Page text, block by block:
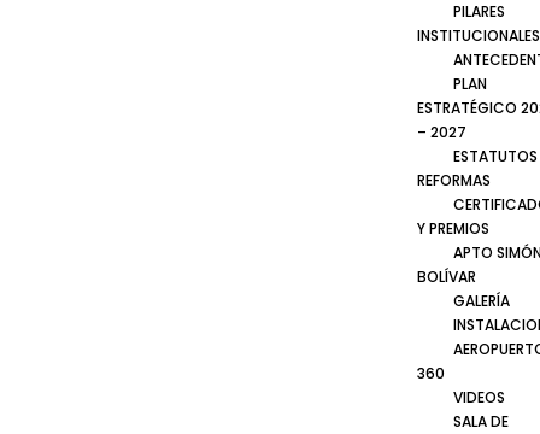
PILARES
INSTITUCIONALES
PLAN
ESTRATÉGICO
– 2027
ESTATUTOS
REFORMAS
Y PREMIOS
APTO
BOLÍVAR
GALERÍA
360
VIDEOS
SALA DE